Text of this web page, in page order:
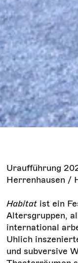
Uraufführung
Herrenhausen /
Habitat ist ein
Altersgruppen,
international
Uhlich
und subversive